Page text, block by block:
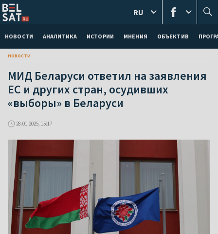
НОВОСТИ АНАЛИТИКА ИСТОРИИ МНЕНИЯ ОБЪЕКТИВ
RU
новости
МИД Беларуси ответил на заявления
ЕС и других стран, осудивших
«выборы» в Беларуси
28.01.2025, 15:17